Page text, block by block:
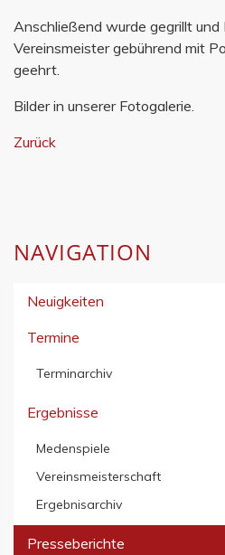
Anschließend wurde gegrillt
Vereinsmeister gebührend mit
geehrt.
Bilder in unserer Fotogalerie.
Zurück
NAVIGATION
Neuigkeiten
Termine
Terminarchiv
Ergebnisse
Medenspiele
Vereinsmeisterschaft
Ergebnisarchiv
Presseberichte